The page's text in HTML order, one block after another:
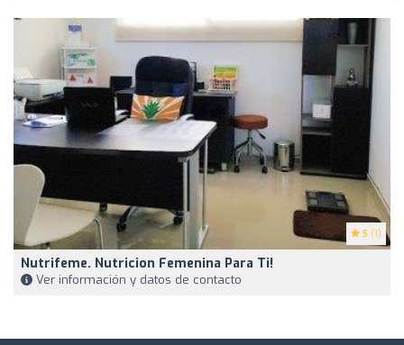
5 (1)
Nutrifeme. Nutricion Femenina Para Ti!
Ver información y datos de contacto